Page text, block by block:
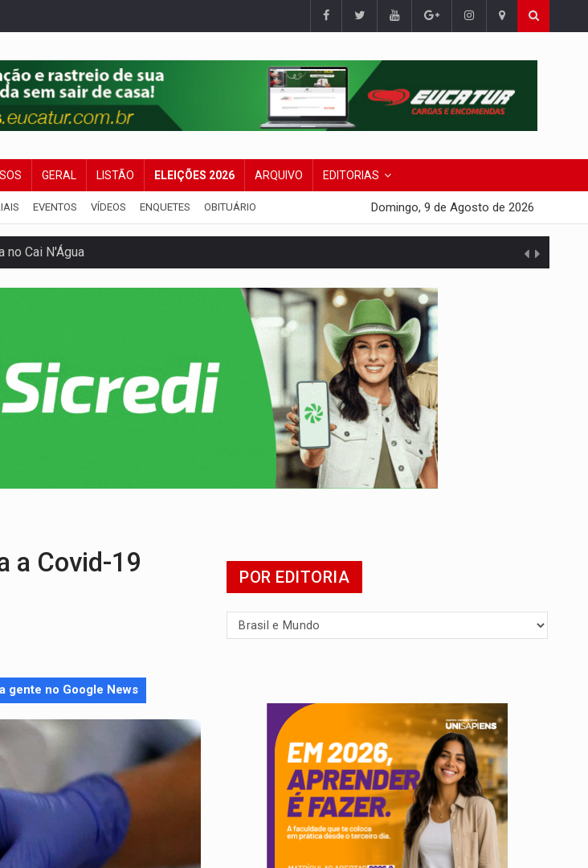
GERAL LISTÃO ELEIÇÕES 2026 ARQUIVO EDITORIAS
EVENTOS VÍDEOS ENQUETES OBITUÁRIO Domingo, 9 de Agosto de 2026
no Cai N'Água
celular de menina
comprovar área recuperado
natural da Terra
para oficina no Centro de Porto Velho
fortalecer cadeias da sociobioeconomia
a Covid-19
gente no Google News
POR EDITORIA